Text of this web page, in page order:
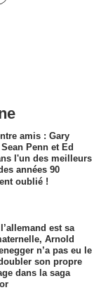
amis : Gary
Penn et Ed
l'un des meilleurs
années 90
oublié !
est sa
Arnold
n’a pas eu le
son propre
dans la saga